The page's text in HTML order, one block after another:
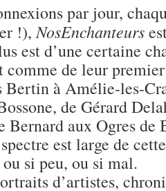
par jour,
!),NosEnchanteurs
est d’une certaine
comme de leur
Bertin à Amélie-les-
de Gérard
aux Ogres de
est large de
si peu, ou si mal.
d’artistes,